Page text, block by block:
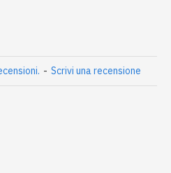
- Scrivi una recensione